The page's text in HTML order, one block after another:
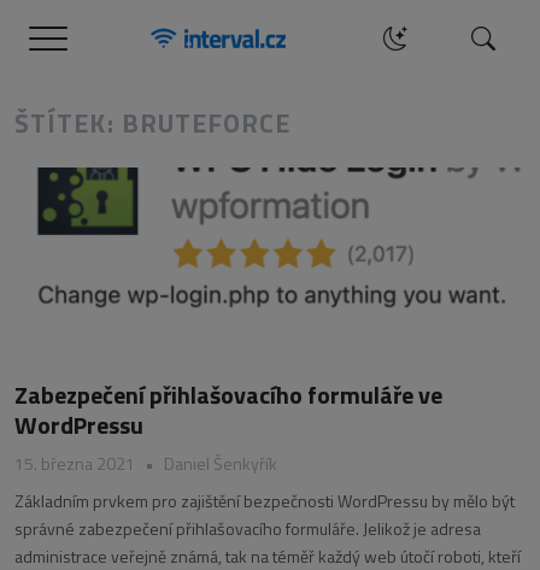
Menu Hledat
ŠTÍTEK: BRUTEFORCE
Zabezpečení přihlašovacího formuláře ve
WordPressu
15. března 2021 • Daniel Šenkyřík
Základním prvkem pro zajištění bezpečnosti WordPressu by mělo být
správné zabezpečení přihlašovacího formuláře. Jelikož je adresa
administrace veřejně známá, tak na téměř každý web útočí roboti, kteří